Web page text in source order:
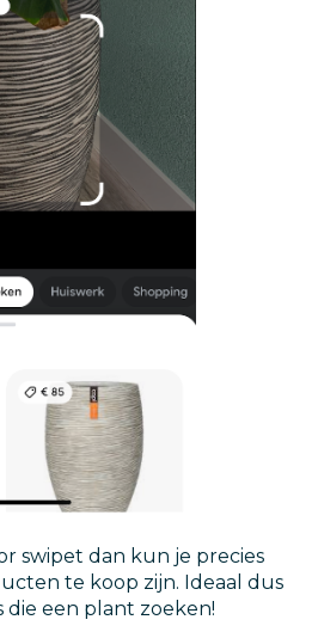
swipet dan kun je precies
te koop zijn. Ideaal dus
een plant zoeken!